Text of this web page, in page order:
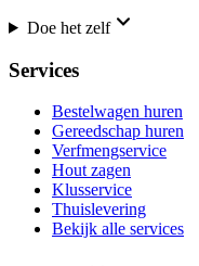
Doe het zelf
Services
Bestelwagen huren
Gereedschap huren
Verfmengservice
Hout zagen
Klusservice
Thuislevering
Bekijk alle services